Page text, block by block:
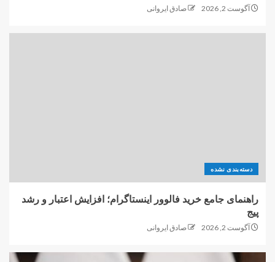
آگوست 2, 2026 صادق ایروانی
دسته‌بندی نشده
راهنمای جامع خرید فالوور اینستاگرام؛ افزایش اعتبار و رشد
پیج
آگوست 2, 2026 صادق ایروانی